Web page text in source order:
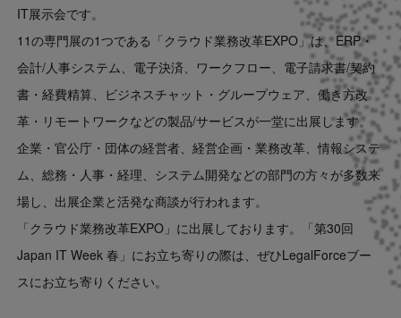
IT展示会です。
11の専門展の1つである「クラウド業務改革EXPO」は、ERP・
会計/人事システム、電子決済、ワークフロー、電子請求書/契約
書・経費精算、ビジネスチャット・グループウェア、働き方改
革・リモートワークなどの製品/サービスが一堂に出展します。
企業・官公庁・団体の経営者、経営企画・業務改革、情報システ
ム、総務・人事・経理、システム開発などの部門の方々が多数来
場し、出展企業と活発な商談が行われます。
「クラウド業務改革EXPO 」に出展しております。「第30回
Japan IT Week 春 」にお立ち寄りの際は、ぜひLegalForceブー
スにお立ち寄りください。